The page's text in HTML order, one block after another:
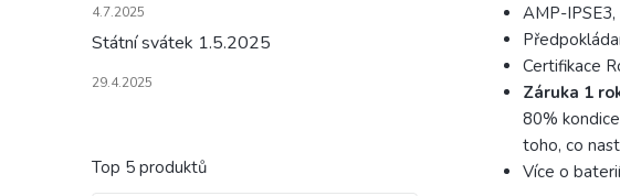
4.7.2025
Státní svátek 1.5.2025
29.4.2025
Top 5 produktů
AMP-
Certifikace
Záruka 1
80%
toho, co
Více o